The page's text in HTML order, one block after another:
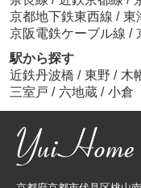
京都地下鉄東西線 / 東
京阪電鉄ケーブル線 /
駅から探す
近鉄丹波橋 / 東野 / 木
三室戸 / 六地蔵 / 小倉